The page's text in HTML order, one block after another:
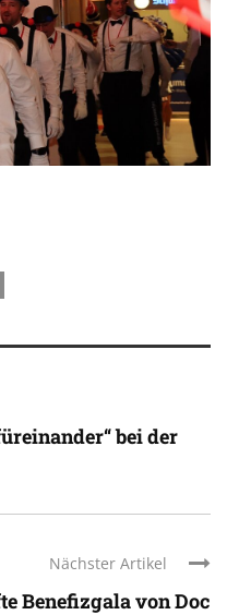
bei der
Nächster Artikel
Benefizgala von Doc